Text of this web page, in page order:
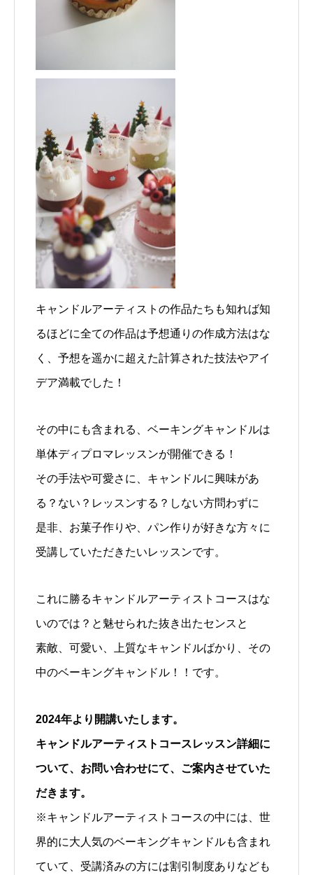
キャンドルアーティストの作品たちも知れば知
るほどに全ての作品は予想通りの作成方法はな
く、予想を遥かに超えた計算された技法やアイ
デア満載でした！
その中にも含まれる、ベーキングキャンドルは
単体ディプロマレッスンが開催できる！
その手法や可愛さに、キャンドルに興味があ
る？ない？レッスンする？しない方問わずに
是非、お菓子作りや、パン作りが好きな方々に
受講していただきたいレッスンです。
これに勝るキャンドルアーティストコースはな
いのでは？と魅せられた抜き出たセンスと
素敵、可愛い、上質なキャンドルばかり、その
中のベーキングキャンドル！！です。
2024年より開講いたします。
キャンドルアーティストコースレッスン詳細に
ついて、お問い合わせにて、ご案内させていた
だきます。
※キャンドルアーティストコースの中には、世
界的に大人気のベーキングキャンドルも含まれ
ていて、受講済みの方には割引制度ありなども